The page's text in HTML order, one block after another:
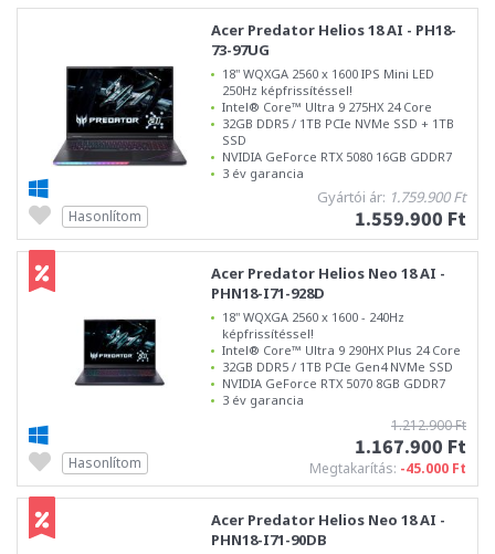
Acer Predator Helios 18 AI - PH18-
73-97UG
18" WQXGA 2560 x 1600 IPS Mini LED
250Hz képfrissítéssel!
Intel® Core™ Ultra 9 275HX 24 Core
32GB DDR5 / 1TB PCIe NVMe SSD + 1TB
SSD
NVIDIA GeForce RTX 5080 16GB GDDR7
3 év garancia
Gyártói ár: 1.759.900 Ft
1.559.900 Ft
Hasonlítom
Acer Predator Helios Neo 18 AI -
PHN18-I71-928D
18" WQXGA 2560 x 1600 - 240Hz
képfrissítéssel!
Intel® Core™ Ultra 9 290HX Plus 24 Core
32GB DDR5 / 1TB PCIe Gen4 NVMe SSD
NVIDIA GeForce RTX 5070 8GB GDDR7
3 év garancia
1.212.900 Ft
1.167.900 Ft
Megtakarítás: -45.000 Ft
Hasonlítom
Acer Predator Helios Neo 18 AI -
PHN18-I71-90DB